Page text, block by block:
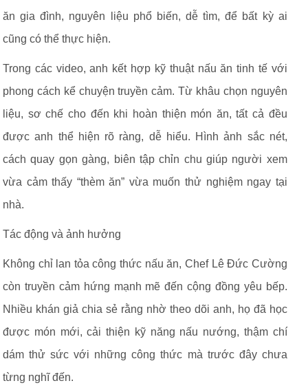
ăn gia đình, nguyên liệu phổ biến, dễ tìm, để bất kỳ ai
cũng có thể thực hiện.
Trong các video, anh kết hợp kỹ thuật nấu ăn tinh tế với
phong cách kể chuyện truyền cảm. Từ khâu chọn nguyên
liệu, sơ chế cho đến khi hoàn thiện món ăn, tất cả đều
được anh thể hiện rõ ràng, dễ hiểu. Hình ảnh sắc nét,
cách quay gọn gàng, biên tập chỉn chu giúp người xem
vừa cảm thấy “thèm ăn” vừa muốn thử nghiệm ngay tại
nhà.
Tác động và ảnh hưởng
Không chỉ lan tỏa công thức nấu ăn, Chef Lê Đức Cường
còn truyền cảm hứng mạnh mẽ đến cộng đồng yêu bếp.
Nhiều khán giả chia sẻ rằng nhờ theo dõi anh, họ đã học
được món mới, cải thiện kỹ năng nấu nướng, thậm chí
dám thử sức với những công thức mà trước đây chưa
từng nghĩ đến.